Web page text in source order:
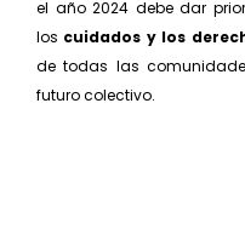
el año 2024 debe dar
los cuidados y los
de todas las
futuro colectivo.